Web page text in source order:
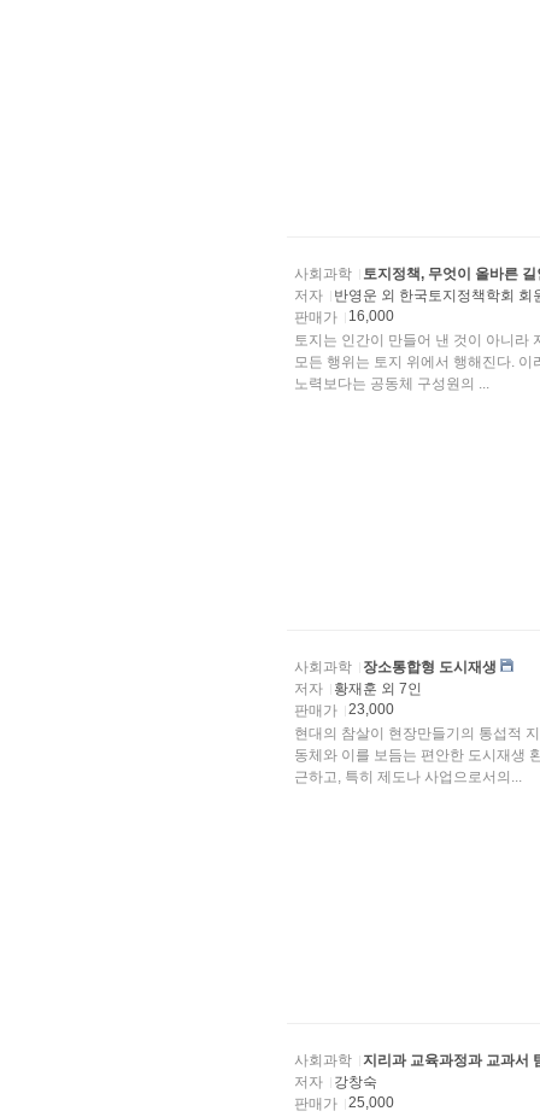
사회과학
토지정책, 무엇이 올바른 길
저자
반영운 외 한국토지정책학회 회
판매가
16,000
토지는 인간이 만들어 낸 것이 아니라
모든 행위는 토지 위에서 행해진다.
노력보다는 공동체 구성원의 ...
사회과학
장소통합형 도시재생
저자
황재훈 외 7인
판매가
23,000
현대의 참살이 현장만들기의 통섭적
동체와 이를 보듬는 편안한 도시재생
근하고, 특히 제도나 사업으로서의...
사회과학
지리과 교육과정과 교과서
저자
강창숙
판매가
25,000